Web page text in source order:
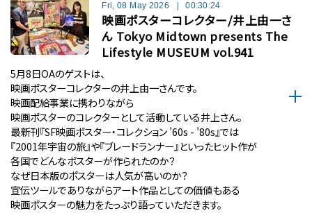
Fri, 08 May 2026 00:30:24
映画ポスターコレクター/井上由一さ
ん Tokyo Midtown presents The
Lifestyle MUSEUM vol.941
5月8日OAのゲストは、
映画ポスターコレクターの井上由一さんです。
映画配給事業に携わりながら
映画ポスターのコレクターとして活動している井上さん。
最新刊『SF映画ポスター・コレクション ’60s - ’80s』では
『2001年宇宙の旅』や『ブレードランナー』といったヒット作が
各国でどんなポスターが作られたのか？
なぜ日本版のポスターは人気が高いのか？
宣伝ツールでありながらアート作品としての価値もある
映画ポスターの魅力をたっぷり語っていただきます。